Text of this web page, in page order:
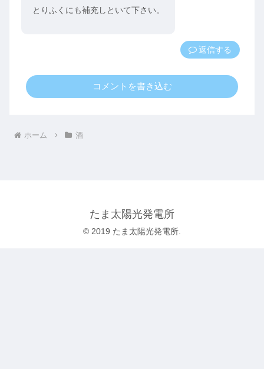
とりふくにも補充しといて下さい。
返信
コメントを書き込む
ホーム 酒
たま太陽光発電所
© 2019 たま太陽光発電所.